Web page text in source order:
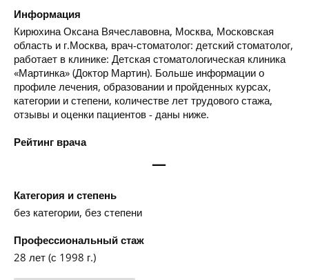
Информация
Кирюхина Оксана Вячеславовна, Москва, Московская
область и г.Москва, врач-стоматолог: детский стоматолог,
работает в клинике: Детская стоматологическая клиника
«Мартинка» (Доктор Мартин). Больше информации о
профиле лечения, образовании и пройденных курсах,
категории и степени, количестве лет трудового стажа,
отзывы и оценки пациентов - даны ниже.
Рейтинг врача
—
Категория и степень
без категории, без степени
Профессиональный стаж
28 лет (с 1998 г.)